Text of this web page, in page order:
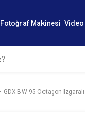
Fotoğraf Makinesi Video
GDX BW-95 Octagon